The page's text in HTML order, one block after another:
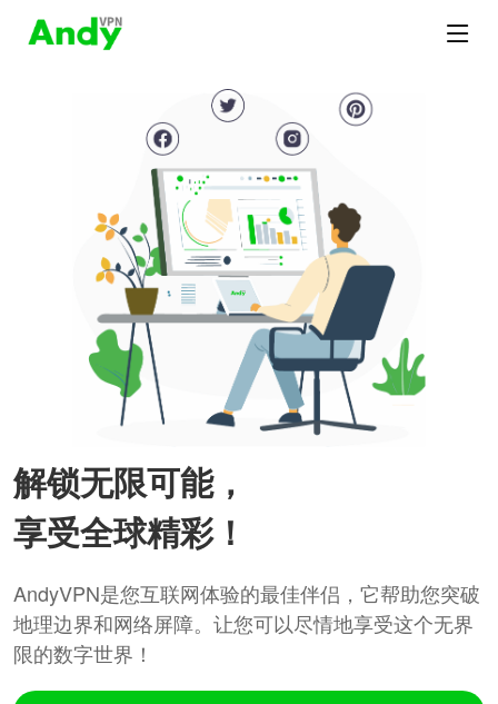
解锁无限可能，
享受全球精彩！
AndyVPN是您互联网体验的最佳伴侣，它帮助您突破
地理边界和网络屏障。让您可以尽情地享受这个无界
限的数字世界！